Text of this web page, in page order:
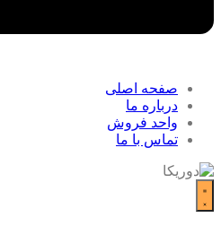
صفحه اصلی
درباره ما
واحد فروش
تماس با ما